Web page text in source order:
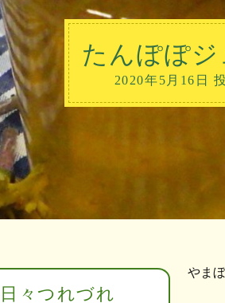
たんぽぽジ
2020年5月16日
日々つれづれ
やま